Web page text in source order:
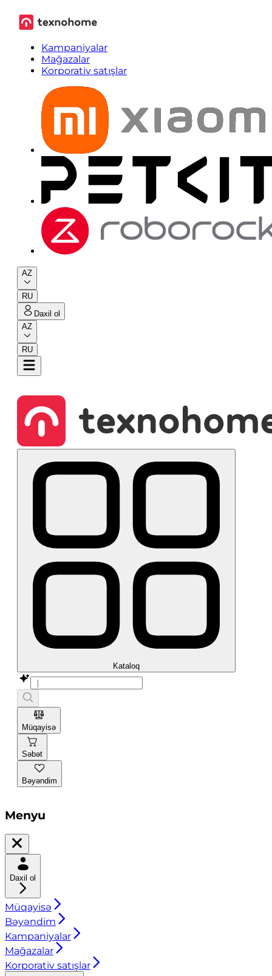
Kampaniyalar
Mağazalar
Korporativ satışlar
AZ
RU
Daxil ol
AZ
RU
Kataloq
Müqayisə
Səbət
Bəyəndim
Menyu
Daxil ol
Müqayisə
Bəyəndim
Kampaniyalar
Mağazalar
Korporativ satışlar